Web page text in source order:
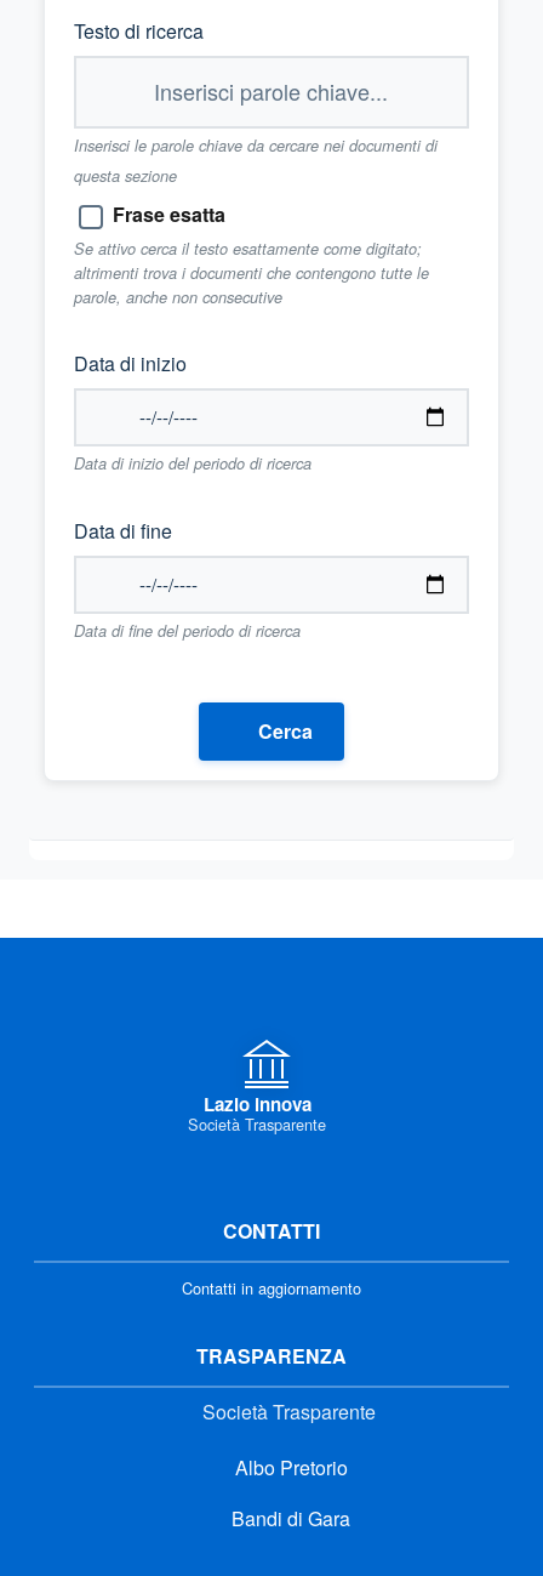
Testo di ricerca
Inserisci le parole chiave da cercare nei documenti di
questa sezione
Frase esatta
Se attivo cerca il testo esattamente come digitato;
altrimenti trova i documenti che contengono tutte le
parole, anche non consecutive
Data di inizio
Data di inizio del periodo di ricerca
Data di fine
Data di fine del periodo di ricerca
Cerca
Lazio innova
Società Trasparente
CONTATTI
Contatti in aggiornamento
TRASPARENZA
Società Trasparente
Albo Pretorio
Bandi di Gara